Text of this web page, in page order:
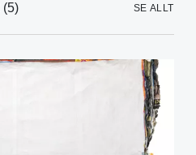
(5) SE ALLT